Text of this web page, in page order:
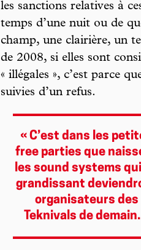
les sanctions relatives à
temps d’une nuit ou de
champ, une clairière, un
de 2008, si elles sont
« illégales », c’est parce
suivies d’un refus.
« C’est dans les
free parties que
les sound systems
grandissant
organisateurs des
Teknivals de